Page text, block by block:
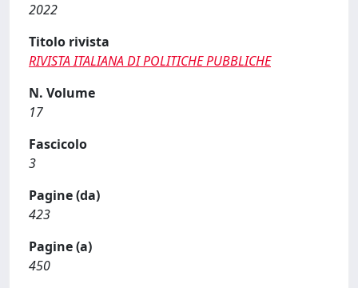
2022
Titolo rivista
RIVISTA ITALIANA DI POLITICHE PUBBLICHE
N. Volume
17
Fascicolo
3
Pagine (da)
423
Pagine (a)
450